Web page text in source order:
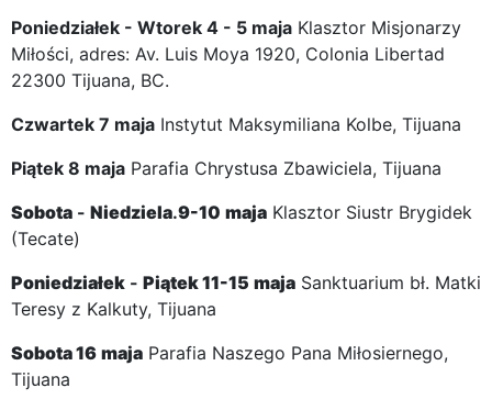
Poniedziałek - Wtorek 4 - 5 maja Klasztor Misjonarzy
Miłości, adres: Av. Luis Moya 1920, Colonia Libertad
22300 Tijuana, BC.
Czwartek 7 maja Instytut Maksymiliana Kolbe, Tijuana
Piątek 8 maja Parafia Chrystusa Zbawiciela, Tijuana
Sobota - Niedziela.9-10 maja Klasztor Siustr Brygidek
(Tecate)
Poniedziałek - Piątek11-15 maja Sanktuarium bł. Matki
Teresy z Kalkuty, Tijuana
Sobota16 maja Parafia Naszego Pana Miłosiernego,
Tijuana